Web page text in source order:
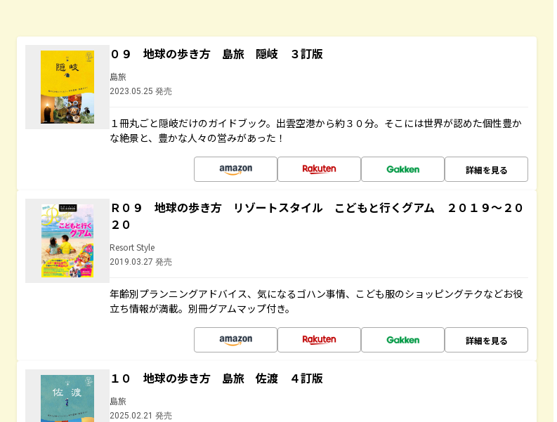
０９ 地球の歩き方 島旅 隠岐 ３訂版
島旅
2023.05.25 発売
１冊丸ごと隠岐だけのガイドブック。出雲空港から約３０分。そこには世界が認めた個性豊か
な絶景と、豊かな人々の営みがあった！
詳細を見る
Ｒ０９ 地球の歩き方 リゾートスタイル こどもと行くグアム ２０１９～２０
２０
Resort Style
2019.03.27 発売
年齢別プランニングアドバイス、気になるゴハン事情、こども服のショッピングテクなどお役
立ち情報が満載。別冊グアムマップ付き。
詳細を見る
１０ 地球の歩き方 島旅 佐渡 ４訂版
島旅
2025.02.21 発売